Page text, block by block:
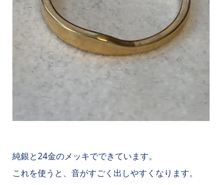
純銀と24金のメッキでできています。
これを使うと、音がすごく出しやすくなります。